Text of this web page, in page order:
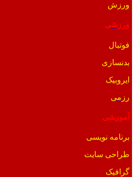
ورزش
ورزشی
فوتبال
بدنسازی
ایروبیک
رزمی
آموزشی
برنامه نویسی
طراحی سایت
گرافیک